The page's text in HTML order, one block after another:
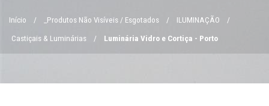
Início / _Produtos Não Visíveis / Esgotados / ILUMINAÇÃO /
Castiçais & Luminárias / Luminária Vidro e Cortiça - Porto